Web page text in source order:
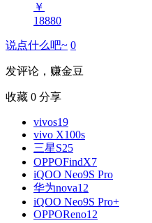
￥
18880
说点什么吧~ 0
发评论，赚金豆
收藏 0 分享
vivos19
vivo X100s
三星S25
OPPOFindX7
iQOO Neo9S Pro
华为nova12
iQOO Neo9S Pro+
OPPOReno12